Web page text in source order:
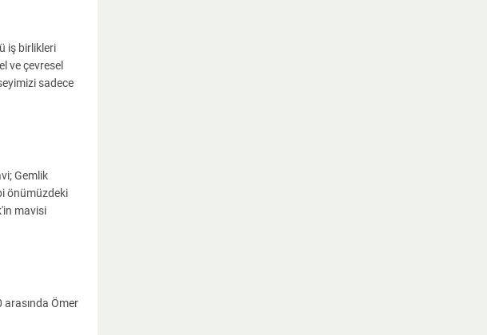
iş birlikleri
ve çevresel
sadece
Gemlik
önümüzdeki
mavisi
Ömer